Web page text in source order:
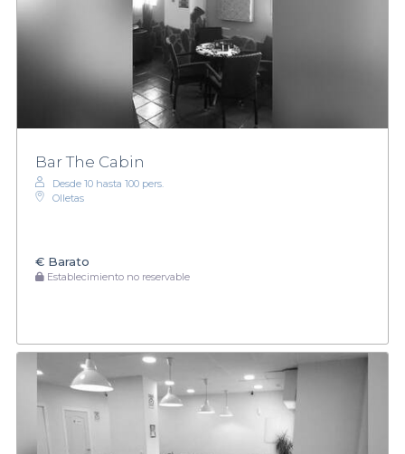
Bar The Cabin
Desde 10 hasta 100 pers.
Olletas
€ Barato
Establecimiento no reservable